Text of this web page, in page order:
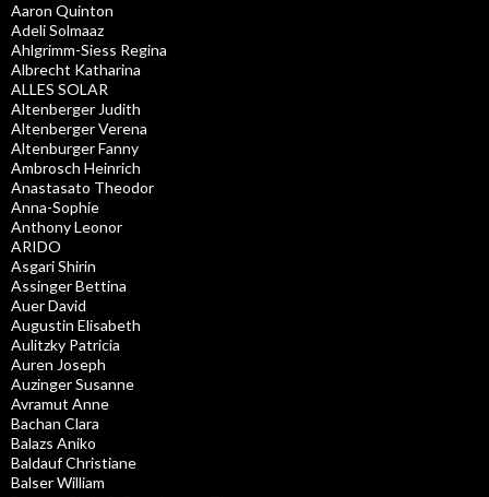
Aaron Quinton
Adeli Solmaaz
Ahlgrimm-Siess Regina
Albrecht Katharina
ALLES SOLAR
Altenberger Judith
Altenberger Verena
Altenburger Fanny
Ambrosch Heinrich
Anastasato Theodor
Anna-Sophie
Anthony Leonor
ARIDO
Asgari Shirin
Assinger Bettina
Auer David
Augustin Elisabeth
Aulitzky Patricia
Auren Joseph
Auzinger Susanne
Avramut Anne
Bachan Clara
Balazs Aniko
Baldauf Christiane
Balser William